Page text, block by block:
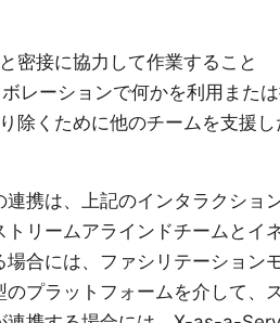
密接に協力して作業すること
レーションで何かを利用また
除くために他のチームを支援
携は、上記のインタラクショ
リームアラインドチームとイ
合には、ファシリテーション
プラットフォームを介して、